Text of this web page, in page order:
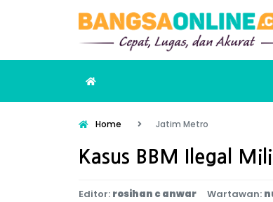
Home Jatim Metro
Kasus BBM Ilegal
Editor: rosihan c anwar Wartawan: